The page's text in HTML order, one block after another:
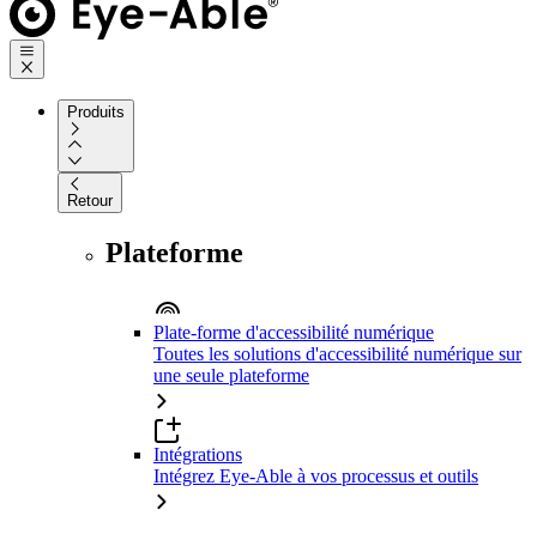
Produits
Retour
Plateforme
Plate-forme d'accessibilité numérique
Toutes les solutions d'accessibilité numérique sur
une seule plateforme
Intégrations
Intégrez Eye-Able à vos processus et outils